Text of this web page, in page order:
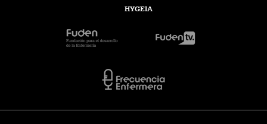
HYGEIA